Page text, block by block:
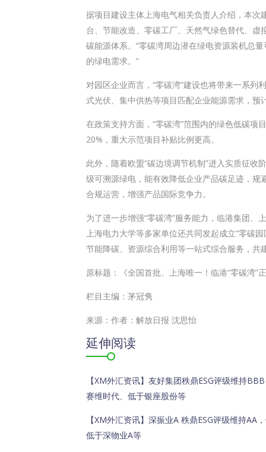
据项目建设主体上海电气相关负责人介绍，本次
台、节能改造、零碳工厂、天然气绿色替代、
碳能源体系。“零碳湾周边潜在绿电资源装机总
的绿电需求。”
对园区企业而言，“零碳湾”建设也将带来一系
式光伏、集中供热等项目匹配企业能源需求，
在政策支持方面，“零碳湾”范围内的绿色低碳
20%，重大示范项目补贴比例更高。
此外，随着欧盟“碳边境调节机制”进入实质征
级可溯源绿电，能有效降低企业产品碳足迹，
合规运营，增强产品国际竞争力。
为了进一步增强“零碳湾”服务能力，临港集团
上海电力大学等多家单位还共同发起成立“零碳
节能降碳、资源综合利用等一站式综合服务，共
原标题：《全国首批、上海唯一！临港“零碳湾”
栏目主编：茅冠隽
来源：作者：解放日报 沈思怡
延伸阅读
【XM外汇资讯】友好集团秩鼎ESG评级维持
赛维时代、低于银座股份等
【XM外汇资讯】深振业A 秩鼎ESG评级维持
低于深物业A等